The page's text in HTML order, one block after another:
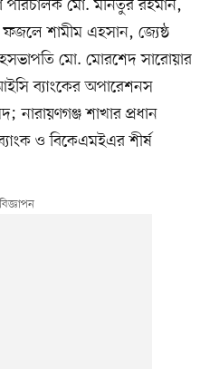
পরিচালক মো. মনিতুর রহমান,
ফজলে শামীম এহসান, জ্যেষ্ঠ
মো. মোরশেদ সারোয়ার
ব্যাংকের অপারেশনস
নারায়ণগঞ্জ শাখার প্রধান
ও বিকেএমইএর শীর্ষ